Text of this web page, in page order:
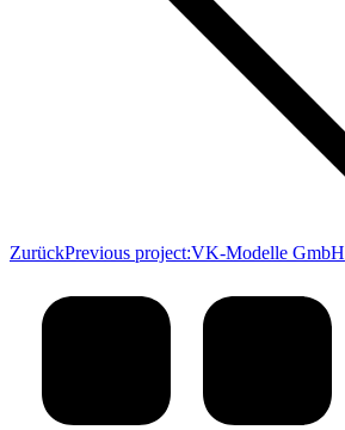
ZurückPrevious project:VK-Modelle GmbH